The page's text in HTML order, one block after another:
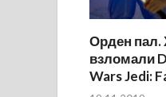
Орден пал.
взломали
Wars Jedi: